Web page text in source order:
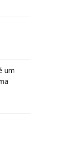
um